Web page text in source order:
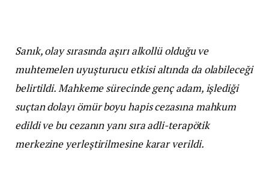
Sanık, olay sırasında aşırı alkollü olduğu ve
muhtemelen uyuşturucu etkisi altında da olabileceği
belirtildi. Mahkeme sürecinde genç adam, işlediği
suçtan dolayı ömür boyu hapis cezasına mahkum
edildi ve bu cezanın yanı sıra adli-terapötik
merkezine yerleştirilmesine karar verildi.